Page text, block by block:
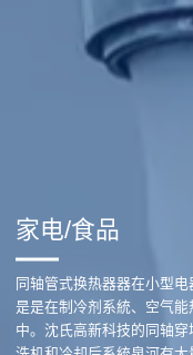
家电/食品
同轴管式换热器器在小型
是是在制冷剂系統、空气
中。沈氏高新科技的同轴